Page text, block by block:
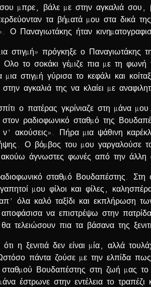
µπρε, βάλε µε στην αγκαλιά σου,
τα βήµατά µου στα δικά
Ο Παναγιωτάκης ήταν
στιγµή» πρόγκηξε ο
Ολο το σοκάκι γέµιζε πια µε τη
µια στιγµή γύρισα το κεφάλι και
στην αγκαλιά της να κλαίει µε
ο πατέρας γκρίνιαζε στη µάνα
στον ραδιοφωνικό σταθµό της
ν’ ακούσεις». Πήρα µια ψάθινη
Ο βόµβος του µου γαργαλούσε
άγνωστες φωνές από την άλλη
σταθµό Βουδαπέστης. Στη
µου φίλοι και φίλες,
όλα καλό ταξίδι και εκπλήρωση
να επιστρέψω στην
τελειώσουν πια τα βάσανα της
ότι η ξενιτιά δεν είναι µία, αλλά
πάντα ζούσε µε την ελπίδα
σταθµού Βουδαπέστης στη ζωή µας
έστρωνε στην εντέλεια το